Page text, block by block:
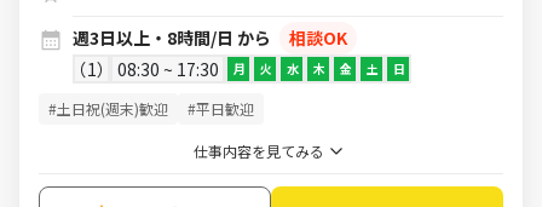
週3日以上・8時間/日 から
相談OK
1
08:30 ~ 17:30 月 火 水 木 金 土 日
#土日祝(週末)歓迎 #平日歓迎
仕事内容を見てみる